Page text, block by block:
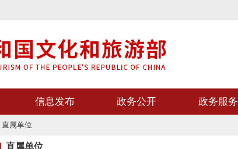
信息发布 政务公开 政务服务
直属单位
直属单位